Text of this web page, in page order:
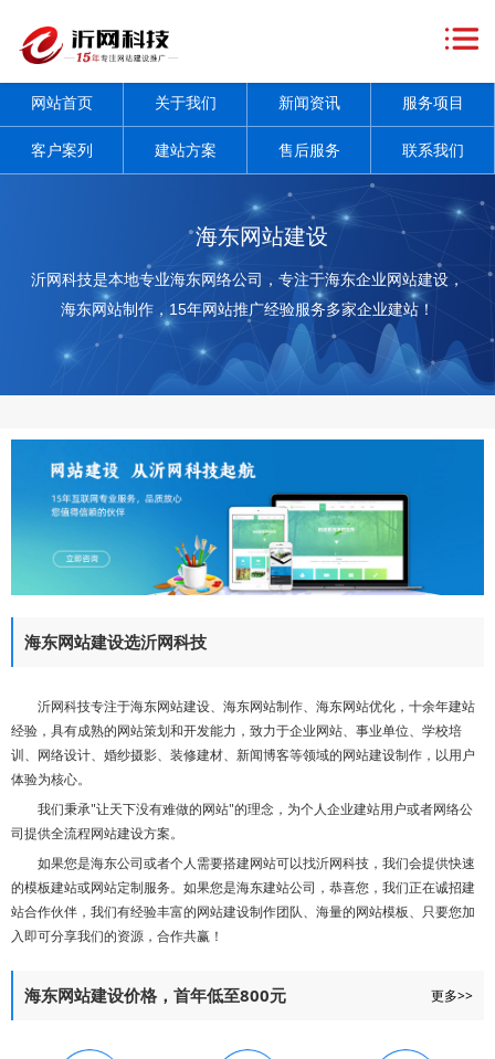
首
页
于
我
新
闻
服
网站首页 关于我们 新闻资讯 服务项目
客户案列 建站方案 售后服务 联系我们
海东网站建设
沂网科技是本地专业海东网络公司，专注于海东企业网站建设，
海东网站制作，15年网站推广经验服务多家企业建站！
海东网站建设选沂网科技
沂网科技专注于海东网站建设、海东网站制作、海东网站优化，十余年建站
经验，具有成熟的网站策划和开发能力，致力于企业网站、事业单位、学校培
训、网络设计、婚纱摄影、装修建材、新闻博客等领域的网站建设制作，以用户
体验为核心。
我们秉承"让天下没有难做的网站"的理念，为个人企业建站用户或者网络公
司提供全流程网站建设方案。
如果您是海东公司或者个人需要搭建网站可以找沂网科技，我们会提供快速
的模板建站或网站定制服务。如果您是海东建站公司，恭喜您，我们正在诚招建
站合作伙伴，我们有经验丰富的网站建设制作团队、海量的网站模板、只要您加
入即可分享我们的资源，合作共赢！
海东网站建设价格，首年低至800元 更多>>